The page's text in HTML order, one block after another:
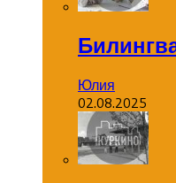
Юлия
02.08.2025